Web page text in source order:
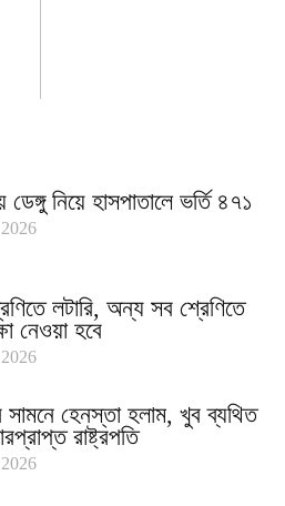
নিয়ে হাসপাতালে ভর্তি ৪৭১
লটারি, অন্য সব শ্রেণিতে
নেওয়া হবে
সামনে হেনস্তা হলাম, খুব ব্যথিত
রাষ্ট্রপতি